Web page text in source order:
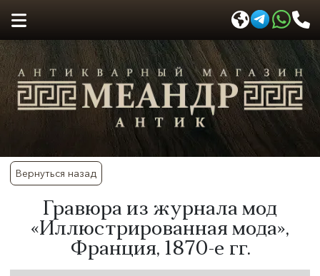
Вернуться назад
Гравюра из журнала мод
«Иллюстрированная мода»,
Франция, 1870-е гг.